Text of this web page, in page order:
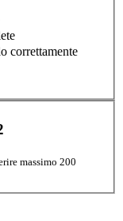
correttamente
massimo 200